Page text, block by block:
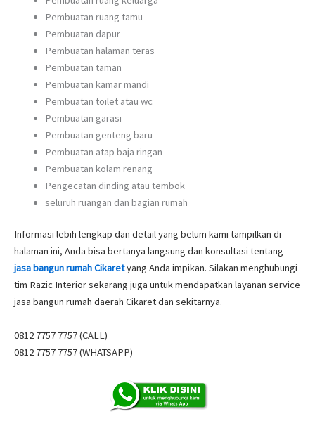
Pembuatan ruang tamu
Pembuatan dapur
Pembuatan halaman teras
Pembuatan taman
Pembuatan kamar mandi
Pembuatan toilet atau wc
Pembuatan garasi
Pembuatan genteng baru
Pembuatan atap baja ringan
Pembuatan kolam renang
Pengecatan dinding atau tembok
seluruh ruangan dan bagian rumah
Informasi lebih lengkap dan detail yang belum kami tampilkan di
halaman ini, Anda bisa bertanya langsung dan konsultasi tentang
jasa bangun rumah Cikaretyang Anda impikan. Silakan menghubungi
tim Razic Interior sekarang juga untuk mendapatkan layanan service
jasa bangun rumah daerah Cikaret dan sekitarnya.
0812 7757 7757 (CALL)
0812 7757 7757 (WHATSAPP)